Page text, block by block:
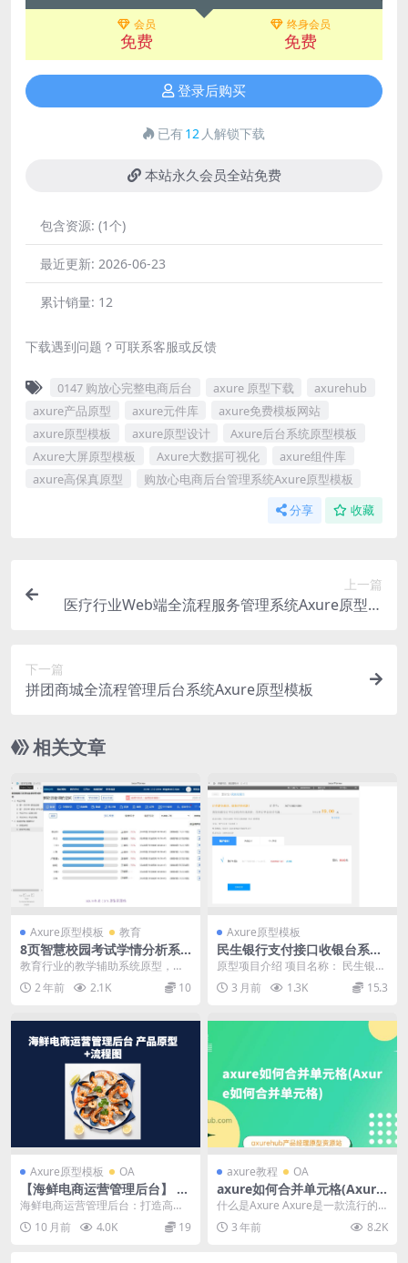
会员
免费
终身会员
免费
登录后购买
已有12 人解锁下载
本站永久会员全站免费
包含资源: (1个)
最近更新: 2026-06-23
累计销量: 12
下载遇到问题？可联系客服或反馈
0147 购放心完整电商后台 axure 原型下载
axurehub
axure产品原型
axure元件库
axure免费模板网站
axure原型模板
axure原型设计
Axure后台系统原型模板
Axure大屏原型模板
Axure大数据可视化
axure组件库
axure高保真原型
购放心电商后台管理系统Axure原型模板
分享 收藏
上一篇
医疗行业Web端全流程服务管理系统Axure原型模
下一篇
拼团商城全流程管理后台系统Axure原型模板
相关文章
Axure原型模板 教育
8页智慧校园考试学情分析系
统Axure原型模板
教育行业的教学辅助系统原型，旨
在帮助教师和教育机构通过分析学
生的错题数据来优化教...
2 年前 2.1K 10
Axure原型模板
民生银行支付接口收银台系统
Axure原型模板
原型项目介绍 项目名称： 民生银行
支付接口设计方案 原型介绍： 这是
一个支付接口...
3 月前 1.3K 15.3
Axure原型模板 OA
【海鲜电商运营管理后台】 ax
ure rp产品原型源文件下载
+流程图
海鲜电商运营管理后台：打造高效
便捷的海鲜电商平台 1、海鲜电商
运营管理后台的功能...
10 月前 4.0K 19
axure教程 OA
axure如何合并单元格(Axure
如何合并单元格)
什么是Axure Axure是一款流行的
交互式原型设计工具，广泛应用于
用户体验设...
3 年前 8.2K